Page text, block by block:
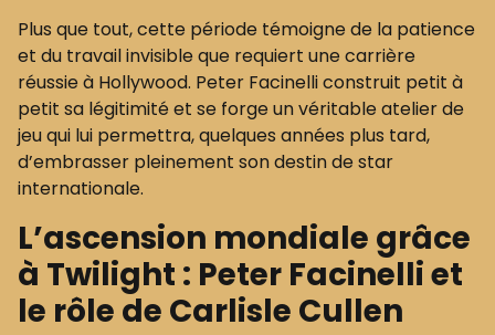
Plus que tout, cette période témoigne de la patience
et du travail invisible que requiert une carrière
réussie à Hollywood. Peter Facinelli construit petit à
petit sa légitimité et se forge un véritable atelier de
jeu qui lui permettra, quelques années plus tard,
d’embrasser pleinement son destin de star
internationale.
L’ascension mondiale grâce
à Twilight : Peter Facinelli et
le rôle de Carlisle Cullen